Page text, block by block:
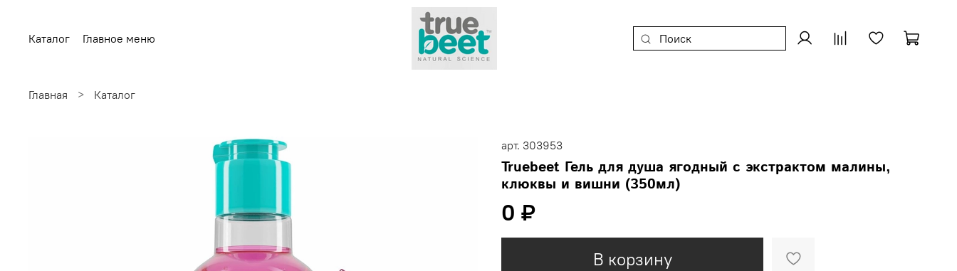
Каталог Главное меню
Главная Каталог
арт. 303953
Truebeet Гель для душа ягодный с экстрактом малины,
клюквы и вишни (350мл)
0 ₽
В корзину